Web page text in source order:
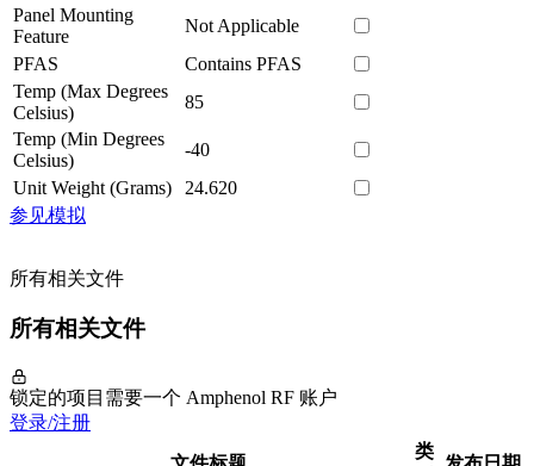
Panel Mounting
Feature
Not Applicable
PFAS
Contains PFAS
Temp (Max Degrees
Celsius)
85
Temp (Min Degrees
Celsius)
-40
Unit Weight (Grams)
24.620
参见模拟
所有相关文件
所有相关文件
锁定的项目需要一个 Amphenol RF 账户
登录/注册
类